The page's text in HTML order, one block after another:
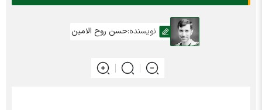
نویسنده:حسن روح الامین